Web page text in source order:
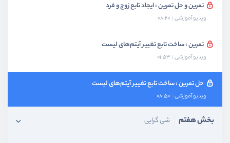
تمرین و حل تمرین : ایجاد تابع زوج و فرد
ویدیو آموزشی 08:20
تمرین : ساخت تابع تغییر آیتم‌های لیست
ویدیو آموزشی 01:53
حل تمرین : ساخت تابع تغییر آیتم‌های لیست
ویدیو آموزشی 08:50
بخش هفتم شی گرایی